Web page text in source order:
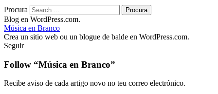
Procura
Blog en WordPress.com.
Música en Branco
Crea un sitio web ou un blogue de balde en WordPress.com.
Seguir
Follow “Música en Branco”
Recibe aviso de cada artigo novo no teu correo electrónico.